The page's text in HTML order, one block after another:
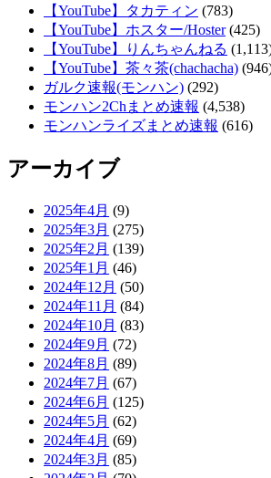
【YouTube】タカティン (783)
【YouTube】ホスター/Hoster(425)
【YouTube】りんちゃんねる
【YouTube】茶々茶(chachacha)
ガルク速報(モンハン) (292)
モンハン2Chまとめ速報 (4,538)
モンハンライズまとめ速報 (616)
アーカイブ
2025年4月 (9)
2025年3月 (275)
2025年2月 (139)
2025年1月 (46)
2024年12月 (50)
2024年11月 (84)
2024年10月 (83)
2024年9月 (72)
2024年8月 (89)
2024年7月 (67)
2024年6月 (125)
2024年5月 (62)
2024年4月 (69)
2024年3月 (85)